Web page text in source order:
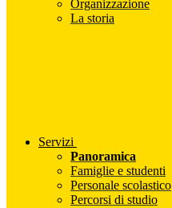
Organizzazione
La storia
Servizi
Panoramica
Famiglie e studenti
Personale scolastico
Percorsi di studio